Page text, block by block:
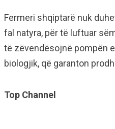
Fermeri shqiptarë nuk
fal natyra, për të luftuar
të zëvendësojnë pompën
biologjik, që garanton
Top Channel